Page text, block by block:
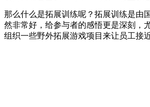
那么什么是拓展训练呢？拓展训练是由
然非常好，给参与者的感悟更是深刻，
组织一些野外拓展游戏项目来让员工接